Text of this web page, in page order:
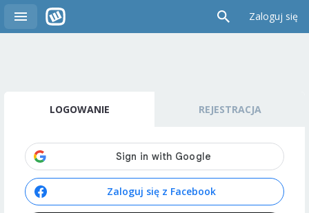
Zaloguj się
LOGOWANIE REJESTRACJA
Zaloguj się z Facebook